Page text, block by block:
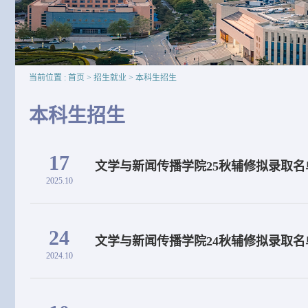
当前位置 : 首页 > 招生就业 > 本科生招生
本科生招生
17
2025.10
文学与新闻传播学院25秋辅修拟录取名
24
2024.10
文学与新闻传播学院24秋辅修拟录取名